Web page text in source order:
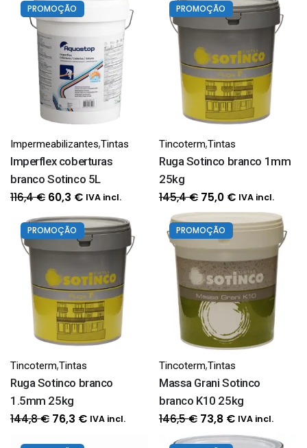
original
era:
106,2 €.
é:
55,4 €.
original
era:
atual
é:
PROMOÇÃO
Impermeabilizantes,Tintas
Imperflex coberturas
branco Sotinco 5L
116,4€ O
preço
original
era:
116,4 €.
60,3 €O
preço
atual
é:
IVA incl.
PROMOÇÃO
Tincoterm,Tintas
Ruga Sotinco branco 1mm
25kg
145,4€ O
preço
original
era:
145,4 €.
75,0 €O
preço
atual
é:
75,0 €.
IVA incl.
PROMOÇÃO
Tincoterm,Tintas
Ruga Sotinco branco
1.5mm 25kg
144,8€ O
76,3 €OIVA incl.
PROMOÇÃO
Tincoterm,Tintas
Massa Grani Sotinco
branco K10 25kg
146,5€ O
preço
73,8 €O
preço
IVA incl.